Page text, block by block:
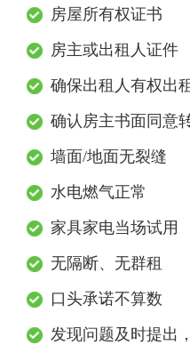
房屋所有权证书
房主或出租人证件
确保出租人有权出租
确认房主书面同意
墙面/地面无裂缝
水电燃气正常
家具家电当场试用
无隔断、无群租
口头承诺不算数
发现问题及时提出